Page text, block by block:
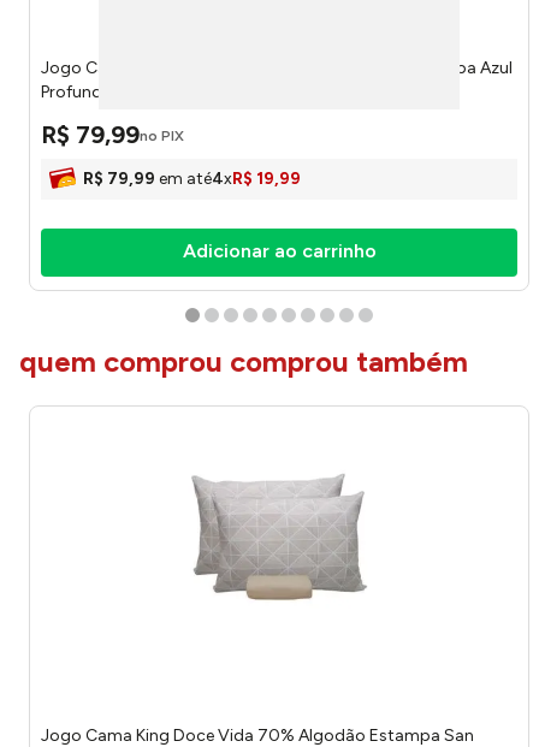
Jogo Cama King Doce Vida 70% Algodão Estampa Pipa Azul
Profundo 3 Peças 0310311PIP - Portallar
R$ 79,99no PIX
R$ 79,99 em até4xR$ 19,99
Adicionar ao carrinho
quem comprou comprou também
Jogo Cama King Doce Vida 70% Algodão Estampa San